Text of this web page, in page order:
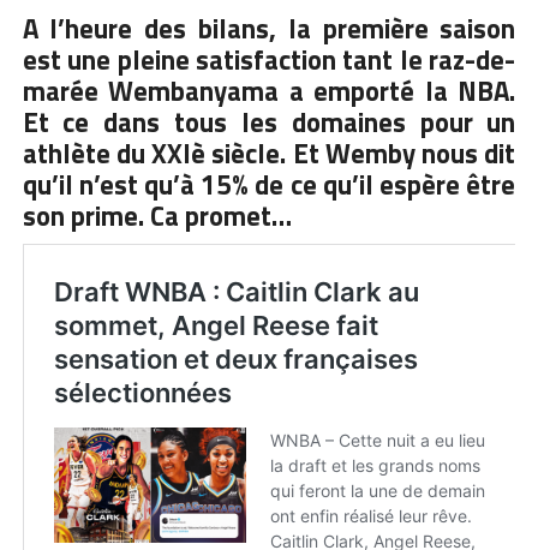
A l’heure des bilans, la première saison
est une pleine satisfaction tant le raz-de-
maréeWembanyama a emporté la NBA.
Et ce dans tous les domaines pour un
athlète du XXIè siècle. EtWembynous dit
qu’il n’est qu’à 15% de ce qu’il espère être
son prime. Ca promet…